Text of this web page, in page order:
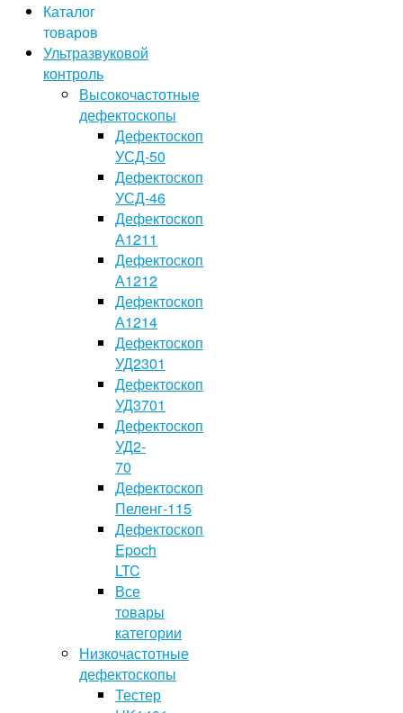
Каталог
товаров
Ультразвуковой
контроль
Высокочастотные
дефектоскопы
Дефектоскоп
УСД-50
Дефектоскоп
УСД-46
Дефектоскоп
А1211
Дефектоскоп
А1212
Дефектоскоп
А1214
Дефектоскоп
УД2301
Дефектоскоп
УД3701
Дефектоскоп
УД2-
70
Дефектоскоп
Пеленг-115
Дефектоскоп
Epoch
LTC
Все
товары
категории
Низкочастотные
дефектоскопы
Тестер